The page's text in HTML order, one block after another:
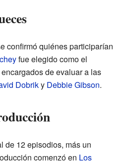
confirmó quiénes participarían
fue elegido como el
de evaluar a las
Dobriky Debbie Gibson.
de 12 episodios, más un
comenzó en Los